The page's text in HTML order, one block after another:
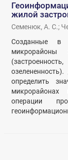
жилой
Семенюк, А. С.;
Созданные в
микрорайоны
определить
операции